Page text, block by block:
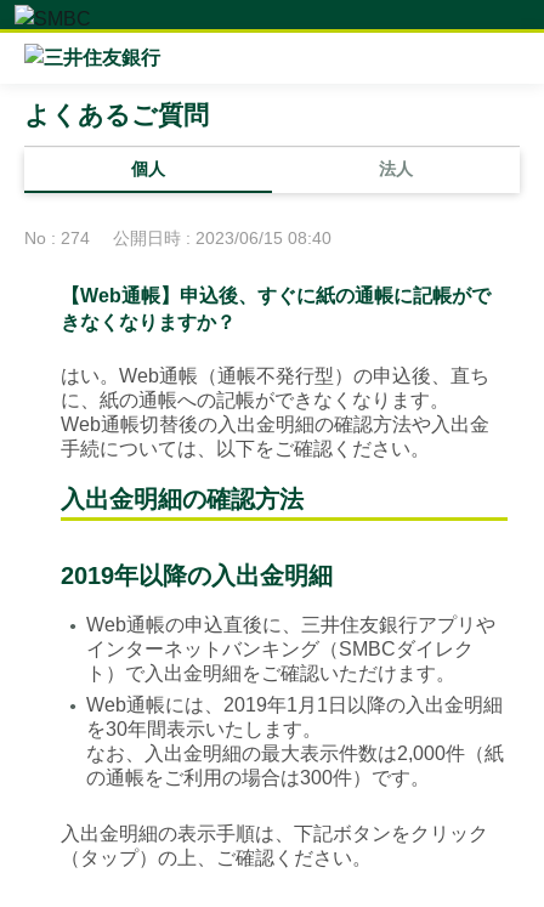
個人 法人
よくあるご質問
No : 274 公開日時 : 2023/06/15 08:40
【Web通帳】申込後、すぐに紙の通帳に記帳がで
きなくなりますか？
はい。Web通帳（通帳不発行型）の申込後、直ち
に、紙の通帳への記帳ができなくなります。
Web通帳切替後の入出金明細の確認方法や入出金
手続については、以下をご確認ください。
入出金明細の確認方法
2019年以降の入出金明細
●
Web通帳の申込直後に、三井住友銀行アプリや
インターネットバンキング（SMBCダイレク
ト）で入出金明細をご確認いただけます。
●
Web通帳には、2019年1月1日以降の入出金明細
を30年間表示いたします。
なお、入出金明細の最大表示件数は2,000件（紙
の通帳をご利用の場合は300件）です。
入出金明細の表示手順は、下記ボタンをクリック
（タップ）の上、ご確認ください。